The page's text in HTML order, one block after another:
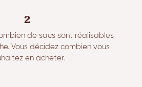
2
de sacs sont réalisables
Vous décidez combien vous
en acheter.